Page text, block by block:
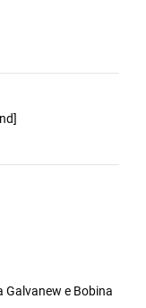
Galvanew e Bobina